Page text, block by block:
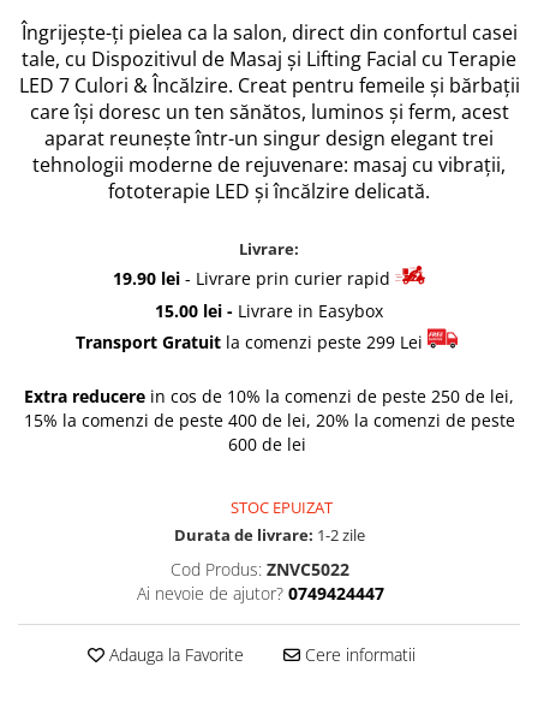
Rascals
Rainbocorns
Raspundel Istetel
Smile Games
Sparkle Girlz
Stumble Guys
Lanard Toys
Îngrijește-ți pielea ca la salon, direct din confortul casei
tale, cu Dispozitivul de Masaj și Lifting Facial cu Terapie
LED 7 Culori & Încălzire. Creat pentru femeile și bărbații
care își doresc un ten sănătos, luminos și ferm, acest
aparat reunește într-un singur design elegant trei
tehnologii moderne de rejuvenare: masaj cu vibrații,
fototerapie LED și încălzire delicată.
Livrare:
19.90 lei - Livrare prin curier rapid
15.00 lei - Livrare in Easybox
Transport Gratuit la comenzi peste 299 Lei
Extra reducere in cos de 10% la comenzi de peste 250 de lei,
15% la comenzi de peste 400 de lei, 20% la comenzi de peste
600 de lei
STOC EPUIZAT
Durata de livrare: 1-2 zile
Cod Produs: ZNVC5022
Ai nevoie de ajutor? 0749424447
Adauga la Favorite Cere informatii